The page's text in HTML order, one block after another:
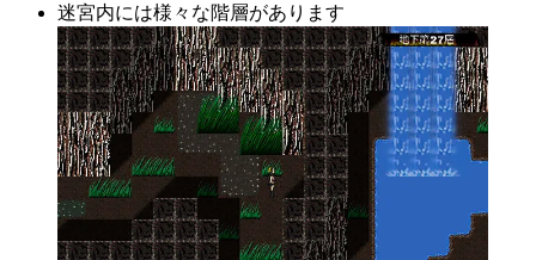
迷宮内には様々な階層があります